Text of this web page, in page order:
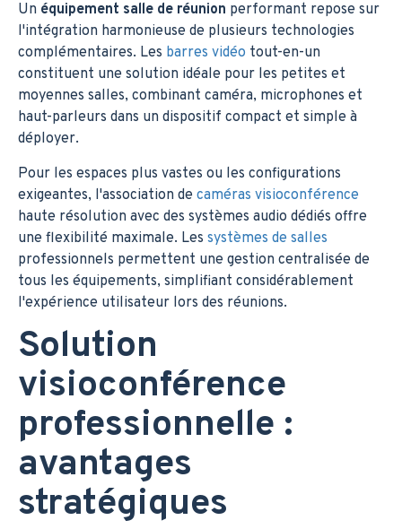
Un équipement salle de réunion performant repose sur
l'intégration harmonieuse de plusieurs technologies
complémentaires. Les barres vidéo tout-en-un
constituent une solution idéale pour les petites et
moyennes salles, combinant caméra, microphones et
haut-parleurs dans un dispositif compact et simple à
déployer.
Pour les espaces plus vastes ou les configurations
exigeantes, l'association de caméras visioconférence
haute résolution avec des systèmes audio dédiés offre
une flexibilité maximale. Les systèmes de salles
professionnels permettent une gestion centralisée de
tous les équipements, simplifiant considérablement
l'expérience utilisateur lors des réunions.
Solution
visioconférence
professionnelle :
avantages
stratégiques